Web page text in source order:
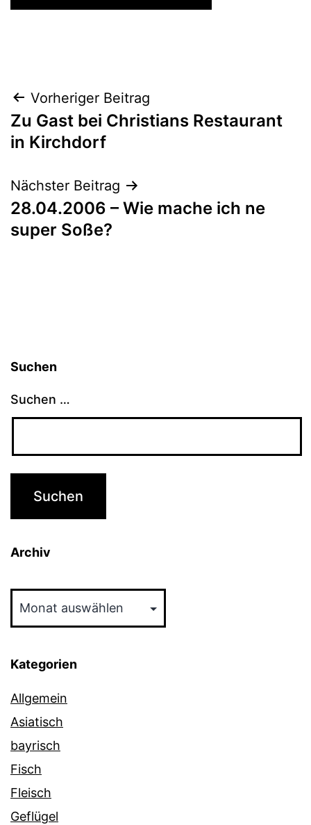
Beitragsnavigation
Vorheriger Beitrag
Zu Gast bei Christians Restaurant
in Kirchdorf
Nächster Beitrag
28.04.2006 – Wie mache ich ne
super Soße?
Suchen
Suchen …
Archiv
Kategorien
Allgemein
Asiatisch
bayrisch
Fisch
Fleisch
Geflügel